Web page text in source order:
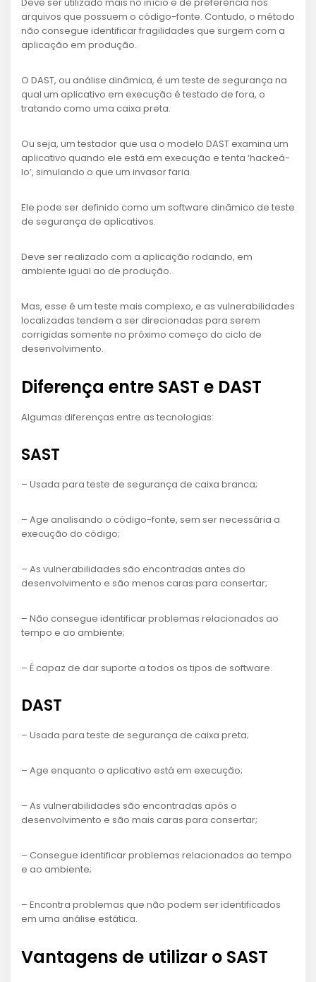
arquivos que possuem o código-fonte. Contudo, o método
não consegue identificar fragilidades que surgem com a
aplicação em produção.
O DAST, ou análise dinâmica, é um teste de segurança na
qual um aplicativo em execução é testado de fora, o
tratando como uma caixa preta.
Ou seja, um testador que usa o modelo DAST examina um
aplicativo quando ele está em execução e tenta ‘hackeá-
lo’, simulando o que um invasor faria.
Ele pode ser definido como um software dinâmico de teste
de segurança de aplicativos.
Deve ser realizado com a aplicação rodando, em
ambiente igual ao de produção.
Mas, esse é um teste mais complexo, e as vulnerabilidades
localizadas tendem a ser direcionadas para serem
corrigidas somente no próximo começo do ciclo de
desenvolvimento.
Diferença entre SAST e DAST
Algumas diferenças entre as tecnologias:
SAST
– Usada para teste de segurança de caixa branca;
– Age analisando o código-fonte, sem ser necessária a
execução do código;
– As vulnerabilidades são encontradas antes do
desenvolvimento e são menos caras para consertar;
– Não consegue identificar problemas relacionados ao
tempo e ao ambiente;
– É capaz de dar suporte a todos os tipos de software.
DAST
– Usada para teste de segurança de caixa preta;
– Age enquanto o aplicativo está em execução;
– As vulnerabilidades são encontradas após o
desenvolvimento e são mais caras para consertar;
– Consegue identificar problemas relacionados ao tempo
e ao ambiente;
– Encontra problemas que não podem ser identificados
em uma análise estática.
Vantagens de utilizar o SAST